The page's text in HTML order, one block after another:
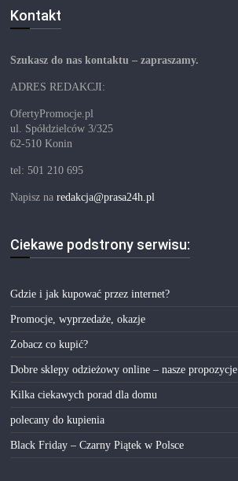
Kontakt
Szukasz do nas kontaktu – zapraszamy.
ADRES REDAKCJI:
OfertyPromocje.pl
ul. Spółdzielców 3/325
62-510 Konin
tel: 501 210 695
Napisz naredakcja@prasa24h.pl
Ciekawe podstrony serwisu:
Gdzie i jak kupować przez internet?
Promocje, wyprzedaże, okazje
Zobacz co kupić?
Dobre sklepy odzieżowy online – nasze propozycje
Kilka ciekawych porad dla domu
polecany do kupienia
Black Friday – Czarny Piątek w Polsce